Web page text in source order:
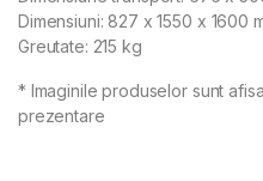
Dimensiuni: 827 x 1550 x 1600
Greutate: 215 kg
* Imaginile produselor sunt
prezentare